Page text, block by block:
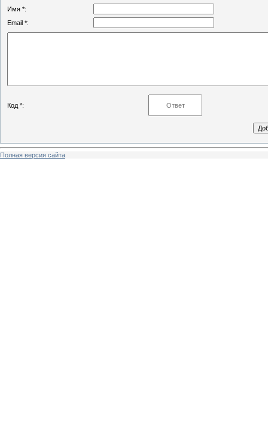
Имя *:
Email *:
Код *:
Полная версия сайта